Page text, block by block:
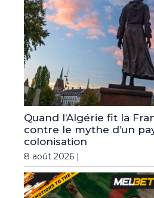
Quand l’Algérie fit la
contre le mythe d’un
colonisation
8 août 2026 |